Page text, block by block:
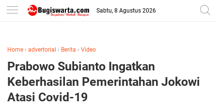
-->
Sabtu, 8 Agustus 2026
Home › advertorial › Berita › Video
Prabowo Subianto Ingatkan
Keberhasilan Pemerintahan Jokowi
Atasi Covid-19